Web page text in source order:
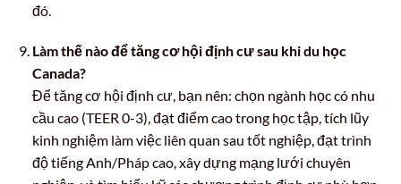
đó.
Làm thế nào để tăng cơ hội định cư sau khi du học
Canada?
Để tăng cơ hội định cư, bạn nên: chọn ngành học có nhu
cầu cao (TEER 0-3), đạt điểm cao trong học tập, tích lũy
kinh nghiệm làm việc liên quan sau tốt nghiệp, đạt trình
độ tiếng Anh/Pháp cao, xây dựng mạng lưới chuyên